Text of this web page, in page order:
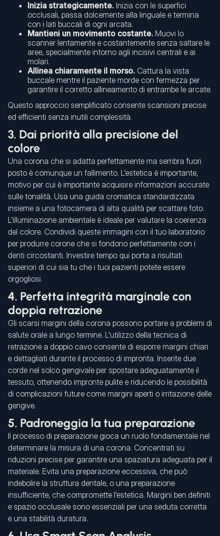
Inizia strategicamente. Inizia con le superfici
occlusali, passa dolcemente alla linguale e termina
con i lati buccali di ogni arcata.
Mantieni un movimento costante. Muovi lo
scanner lentamente e costantemente senza saltare le
aree, specialmente intorno agli incisivi centrali e ai
molari.
Allinea chiaramente il morso. Cattura la vista
buccale mentre il paziente morde con fermezza per
garantire il corretto allineamento di entrambe le arcate.
Questo approccio semplificato consente scansioni precise
ed efficienti senza inutili complessità.
3. Dai priorità alla precisione del
colore
Una corona che si adatta perfettamente ma sembra fuori
posto è comunque un fallimento. L'estetica è importante,
motivo per cui è importante acquisire informazioni accurate
sulle tonalità. Usa una guida cromatica standardizzata
insieme a una fotocamera di alta qualità per scattare foto.
L'illuminazione ambientale è ideale per valutare la coerenza
del colore. Condividi queste immagini con il tuo laboratorio
per produrre corone che si fondono perfettamente con i
denti circostanti. Investire tempo qui porta a risultati
superiori di cui sia tu che i tuoi pazienti potete essere
orgogliosi.
4. Perfetta integrità marginale con
doppia retrazione
Gli scarsi margini della corona possono portare a problemi di
salute orale a lungo termine. L'utilizzo della tecnica di
retrazione a doppio cavo consente di esporre margini chiari
e dettagliati durante il processo di impronta. Inserite due
corde nel solco gengivale per spostare adeguatamente il
tessuto, ottenendo impronte pulite e riducendo le possibilità
di complicazioni future come margini aperti o irritazione delle
gengive.
5. Padroneggia la tua preparazione
Il processo di preparazione gioca un ruolo fondamentale nel
determinare la misura di una corona. Concentrati su
riduzioni precise per garantire una spaziatura adeguata per il
materiale. Evita una preparazione eccessiva, che può
indebolire la struttura dentale, o una preparazione
insufficiente, che compromette l'estetica. Margini ben definiti
e spazio occlusale sono essenziali per una seduta corretta
e una stabilità duratura.